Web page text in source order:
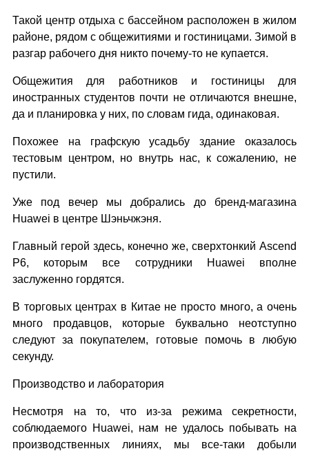
Такой центр отдыха с бассейном расположен в жилом
районе, рядом с общежитиями и гостиницами. Зимой в
разгар рабочего дня никто почему-то не купается.
Общежития для работников и гостиницы для
иностранных студентов почти не отличаются внешне,
да и планировка у них, по словам гида, одинаковая.
Похожее на графскую усадьбу здание оказалось
тестовым центром, но внутрь нас, к сожалению, не
пустили.
Уже под вечер мы добрались до бренд-магазина
Huawei в центре Шэньчжэня.
Главный герой здесь, конечно же, сверхтонкий Ascend
P6, которым все сотрудники Huawei вполне
заслуженно гордятся.
В торговых центрах в Китае не просто много, а очень
много продавцов, которые буквально неотступно
следуют за покупателем, готовые помочь в любую
секунду.
Производство и лаборатория
Несмотря на то, что из-за режима секретности,
соблюдаемого Huawei, нам не удалось побывать на
производственных линиях, мы все-таки добыли